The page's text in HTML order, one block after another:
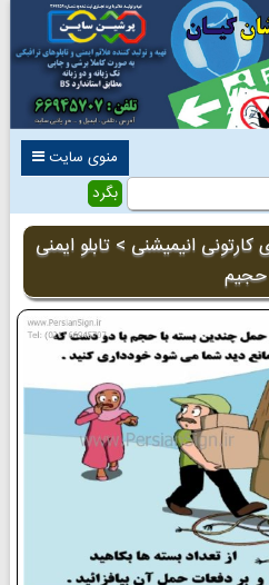
منوی سایت
انیمیشنی > تابلو ایمنی
حجیم